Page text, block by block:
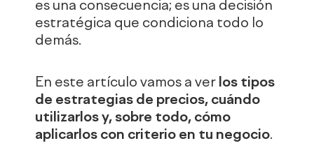
es una consecuencia; es una decisión
estratégica que condiciona todo lo
demás.
En este artículo vamos a ver los tipos
de estrategias de precios, cuándo
utilizarlos y, sobre todo, cómo
aplicarlos con criterio en tu negocio.